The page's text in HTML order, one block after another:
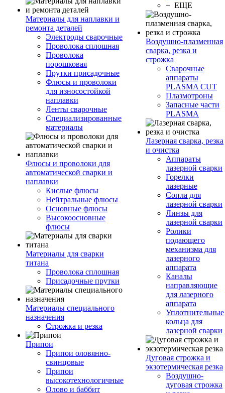
Материалы для наплавки и
ремонта деталей
Электроды сварочные
Проволока сплошная
Проволока
порошковая
Прутки присадочные
Флюсы и проволоки
для износостойкой
наплавки
Ленты сварочные
Специализированные
материалы
Флюсы и проволоки для
автоматической сварки и
наплавки
Кислые флюсы
Нейтральные флюсы
Основные флюсы
Высокоосновные
флюсы
Материалы для сварки
титана
Проволока сплошная
Присадочные прутки
Материалы специального
назначения
Строжка и резка
Припои
Припои оловянно-
свинцовые
Припои
высокотехнологичные
Олово и баббит
+ ЕЩЕ
Воздушно-плазменная
сварка, резка и
строжка
Сварочные
аппараты
PLASMA CUT
Плазмотроны
Запасные части
PLASMA
Лазерная сварка, резка
и очистка
Аппараты
лазерной сварки
Горелки
лазерные
Сопла для
лазерной сварки
Линзы для
лазерной сварки
Ролики
подающего
механизма для
лазерного
аппарата
Каналы
направляющие
для лазерного
аппарата
Уплотнительные
кольца для
лазерной сварки
Дуговая строжка и
экзотермическая резка
Воздушно-
дуговая строжка